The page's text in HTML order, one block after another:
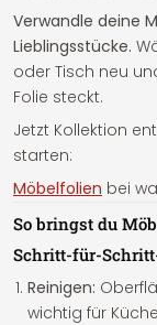
Verwandle deine
Lieblingsstücke.
oder Tisch neu
Folie steckt.
Jetzt Kollektion
starten:
Möbelfolien bei
So bringst du
Schritt-für-
Reinigen:
wichtig für